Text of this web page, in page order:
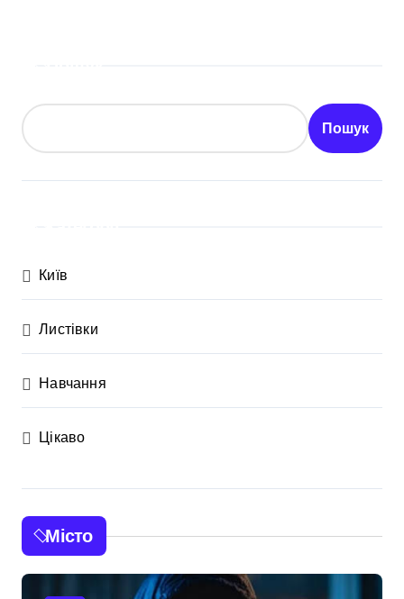
Пошук
Київ
Листівки
Навчання
Цікаво
Місто